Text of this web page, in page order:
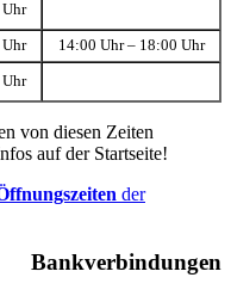
14:00 Uhr – 18:00 Uhr
von diesen Zeiten
auf der Startseite!
der
Bankverbindungen